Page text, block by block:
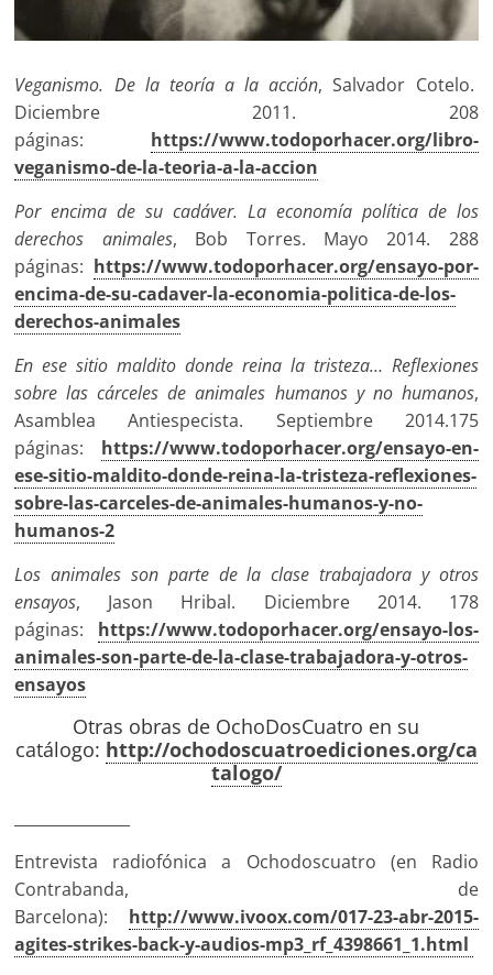
Veganismo. De la teoría a la acción, Salvador Cotelo.
Diciembre 2011. 208
páginas: https://www.todoporhacer.org/libro-
veganismo-de-la-teoria-a-la-accion
Por encima de su cadáver. La economía política de los
derechos animales, Bob Torres. Mayo 2014. 288
páginas: https://www.todoporhacer.org/ensayo-por-
encima-de-su-cadaver-la-economia-politica-de-los-
derechos-animales
En ese sitio maldito donde reina la tristeza… Reflexiones
sobre las cárceles de animales humanos y no humanos,
Asamblea Antiespecista. Septiembre 2014.175
páginas: https://www.todoporhacer.org/ensayo-en-
ese-sitio-maldito-donde-reina-la-tristeza-reflexiones-
sobre-las-carceles-de-animales-humanos-y-no-
humanos-2
Los animales son parte de la clase trabajadora y otros
ensayos, Jason Hribal. Diciembre 2014. 178
páginas: https://www.todoporhacer.org/ensayo-los-
animales-son-parte-de-la-clase-trabajadora-y-otros-
ensayos
Otras obras de OchoDosCuatro en su
catálogo: http://ochodoscuatroediciones.org/ca
talogo/
Entrevista radiofónica a Ochodoscuatro (en Radio
Contrabanda, de
Barcelona): http://www.ivoox.com/017-23-abr-2015-
agites-strikes-back-y-audios-mp3_rf_4398661_1.html